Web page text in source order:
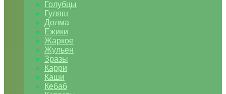
Голубцы
Гуляш
Долма
Ежики
Жаркое
Жульен
Зразы
Карри
Каши
Кебаб